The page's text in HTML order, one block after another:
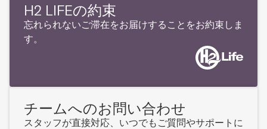
H2 LIFEの約束
忘れられないご滞在をお届けすることをお約束しま
す。
チームへのお問い合わせ
スタッフが直接対応、いつでもご質問やサポートに